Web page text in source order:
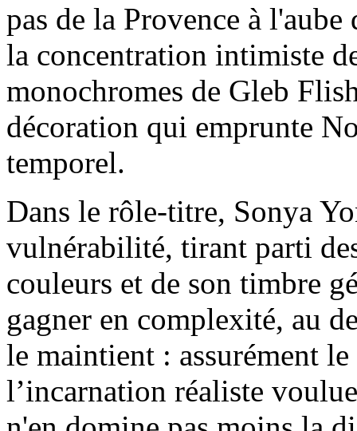
pas de la Provence à
la concentration intimiste
monochromes de Gleb
décoration qui emprunte
temporel.
Dans le rôle-titre, Sonya
vulnérabilité, tirant parti
couleurs et de son timbre
gagner en complexité, au
le maintient : assurément
l’incarnation réaliste